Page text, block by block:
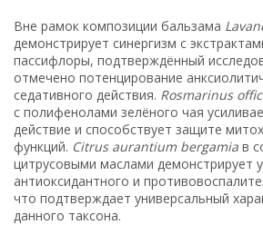
Вне рамок композиции бальзама
демонстрирует синергизм с
пассифлоры, подтверждённый
отмечено потенцирование
седативного действия. Rosmarinus
с полифенолами зелёного чая
действие и способствует защите
функций. Citrus aurantium bergamia в
цитрусовыми маслами демонстрирует
антиоксидантного и
что подтверждает универсальный
данного таксона.